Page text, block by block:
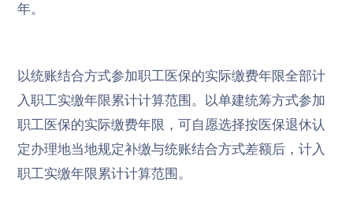
年。
以统账结合方式参加职工医保的实际缴费年限全部计
入职工实缴年限累计计算范围。以单建统筹方式参加
职工医保的实际缴费年限，可自愿选择按医保退休认
定办理地当地规定补缴与统账结合方式差额后，计入
职工实缴年限累计计算范围。